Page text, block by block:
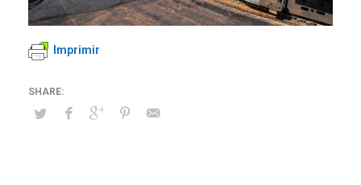
Imprimir